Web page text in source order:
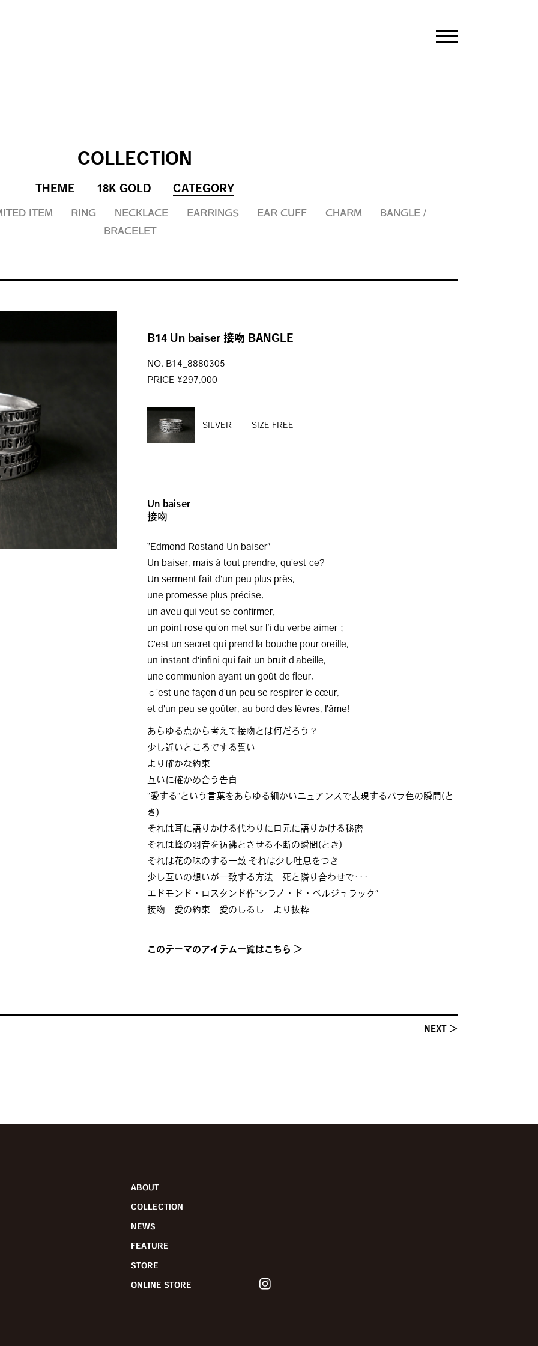
toggle
COLLECTION
THEME 18K GOLD CATEGORY
ITEM RING NECKLACE EARRINGS EAR CUFF CHARM
BANGLE /
BRACELET
B14 Un baiser 接吻 BANGLE
NO. B14_8880305
PRICE ¥297,000
SILVER SIZE FREE
Un baiser
接吻
“Edmond Rostand Un baiser”
Un baiser, mais à tout prendre, qu'est-ce?
Un serment fait d'un peu plus près,
une promesse plus précise,
un aveu qui veut se confirmer,
un point rose qu'on met sur l’i du verbe aimer；
C'est un secret qui prend la bouche pour oreille,
un instant d'infini qui fait un bruit d'abeille,
une communion ayant un goût de fleur,
ｃ'est une façon d'un peu se respirer le cœur,
et d'un peu se goûter, au bord des lèvres, l'âme!
あらゆる点から考えて接吻とは何だろう？
少し近いところでする誓い
より確かな約束
互いに確かめ合う告白
“愛する”という言葉をあらゆる細かいニュアンスで表現するバラ色の瞬間(と
き)
それは耳に語りかける代わりに口元に語りかける秘密
それは蜂の羽音を彷彿とさせる不断の瞬間(とき)
それは花の味のする一致 それは少し吐息をつき
少し互いの想いが一致する方法 死と隣り合わせで･･･
エドモンド・ロスタンド作“シラノ・ド・ベルジュラック”
接吻 愛の約束 愛のしるし より抜粋
このテーマのアイテム一覧はこちら ＞
NEXT ＞
ABOUT
COLLECTION
NEWS
FEATURE
STORE
ONLINE STORE